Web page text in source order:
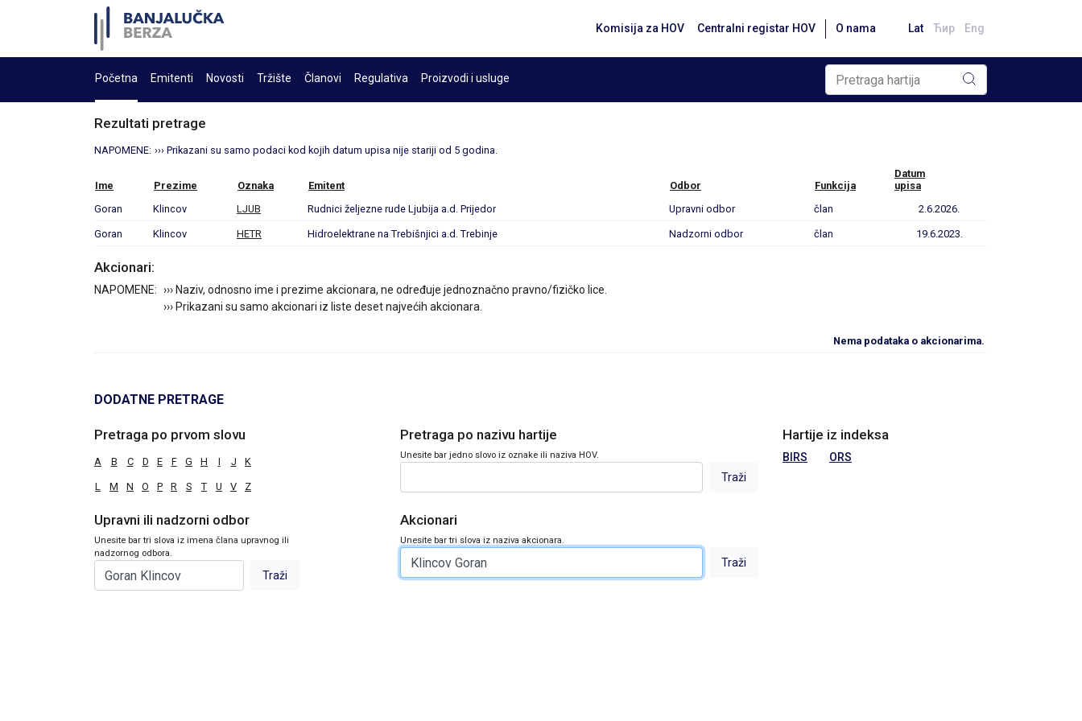
Komisija za HOV Centralni registar HOV O nama Lat Ћир Eng
Početna Emitenti Novosti Tržište Članovi Regulativa Proizvodi i usluge
Rezultati pretrage
NAPOMENE: ››› Prikazani su samo podaci kod kojih datum upisa nije stariji od 5 godina.
Ime Prezime Oznaka Emitent Odbor Funkcija
Datum
upisa
Goran
Klincov LJUB Rudnici željezne rude Ljubija a.d. Prijedor Upravni odbor član 2.6.2026.
Goran Klincov HETR Hidroelektrane na Trebišnjici a.d. Trebinje Nadzorni odbor član 19.6.2023.
Akcionari:
NAPOMENE: ››› Naziv, odnosno ime i prezime akcionara, ne određuje jednoznačno pravno/fizičko lice.
››› Prikazani su samo akcionari iz liste deset najvećih akcionara.
Nema podataka o akcionarima.
DODATNE PRETRAGE
Pretraga po prvom slovu
A B C D E F G H I J K
L M N O P R S T U V Z
Pretraga po nazivu hartije
Unesite bar jedno slovo iz oznake ili naziva HOV.
Hartije iz indeksa
BIRS ORS
Upravni ili nadzorni odbor
Unesite bar tri slova iz imena člana upravnog ili
nadzornog odbora.
Akcionari
Unesite bar tri slova iz naziva akcionara.